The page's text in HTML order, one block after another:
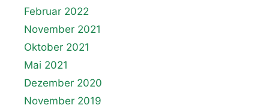
Februar 2022
November 2021
Oktober 2021
Mai 2021
Dezember 2020
November 2019